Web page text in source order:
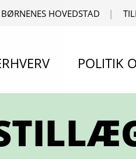
BØRNENES HOVEDSTAD
POLITIK